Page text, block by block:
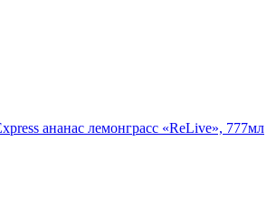
ананас лемонграсс «ReLive», 777мл